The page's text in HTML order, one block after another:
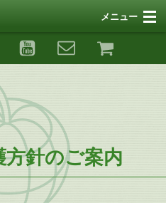
メニュー
方針のご案内